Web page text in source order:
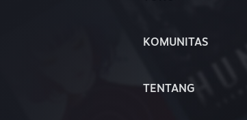
KOMUNITAS
TENTANG